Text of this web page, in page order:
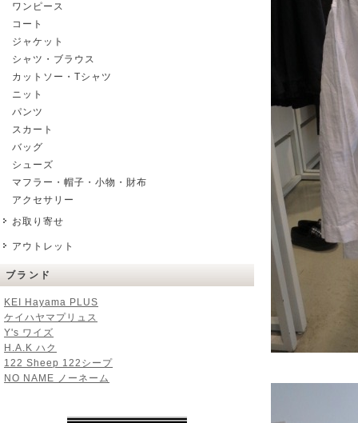
ワンピース
コート
ジャケット
シャツ・ブラウス
カットソー・Tシャツ
ニット
パンツ
スカート
バッグ
シューズ
マフラー・帽子・小物・財布
アクセサリー
お取り寄せ
アウトレット
ブランド
KEI Hayama PLUS
ケイハヤマプリュス
Y's ワイズ
H.A.K ハク
122 Sheep 122シープ
NO NAME ノーネーム